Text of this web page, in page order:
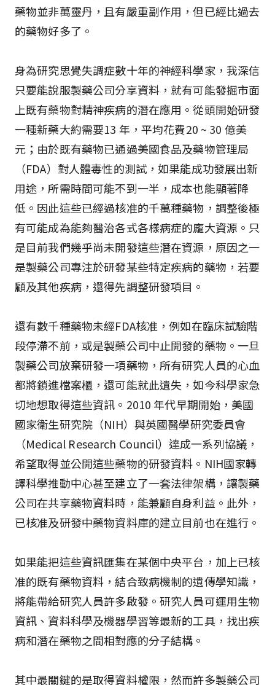
藥物並非萬靈丹，且有嚴重副作用，但已經比過去
的藥物好多了。
身為研究思覺失調症數十年的神經科學家，我深信
只要能說服製藥公司分享資料，就有可能發掘市面
上既有藥物對精神疾病的潛在應用。從頭開始研發
一種新藥大約需要13 年，平均花費20 ~ 30 億美
元；由於既有藥物已通過美國食品及藥物管理局
（FDA）對人體毒性的測試，如果能成功發展出新
用途，所需時間可能不到一半，成本也能顯著降
低。因此這些已經過核准的千萬種藥物，調整後極
有可能成為能夠醫治各式各樣病症的龐大資源。只
是目前我們幾乎尚未開發這些潛在資源，原因之一
是製藥公司專注於研發某些特定疾病的藥物，若要
顧及其他疾病，還得先調整研發項目。
還有數千種藥物未經FDA核准，例如在臨床試驗階
段停滯不前，或是製藥公司中止開發的藥物。一旦
製藥公司放棄研發一項藥物，所有研究人員的心血
都將鎖進檔案櫃，還可能就此遺失，如今科學家急
切地想取得這些資訊。2010 年代早期開始，美國
國家衛生研究院（NIH）與英國醫學研究委員會
（Medical Research Council）達成一系列協議，
希望取得並公開這些藥物的研發資料。NIH國家轉
譯科學推動中心甚至建立了一套法律架構，讓製藥
公司在共享藥物資料時，能兼顧自身利益。此外，
已核准及研發中藥物資料庫的建立目前也在進行。
如果能把這些資訊匯集在某個中央平台，加上已核
准的既有藥物資料，結合致病機制的遺傳學知識，
將能帶給研究人員許多啟發。研究人員可運用生物
資訊、資料科學及機器學習等最新的工具，找出疾
病和潛在藥物之間相對應的分子結構。
其中最關鍵的是取得資料權限，然而許多製藥公司